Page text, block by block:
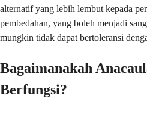
alternatif yang lebih lembut kepada
pembedahan, yang boleh menjadi
mungkin tidak dapat bertoleransi
Bagaimanakah
Berfungsi?